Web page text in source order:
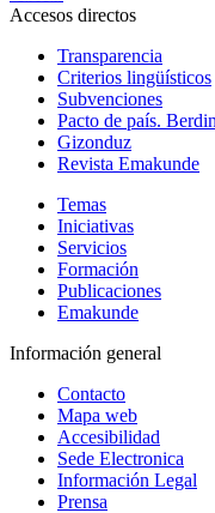
Accesos directos
Transparencia
Criterios lingüísticos
Subvenciones
Pacto de país.
Gizonduz
Revista Emakunde
Temas
Iniciativas
Servicios
Formación
Publicaciones
Emakunde
Información general
Contacto
Mapa web
Accesibilidad
Sede Electronica
Información Legal
Prensa